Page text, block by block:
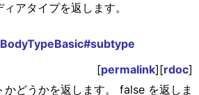
アタイプを返します。
[permalink][rdoc]
かどうかを返します。 false を返しま